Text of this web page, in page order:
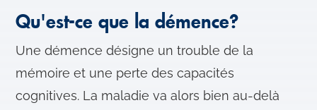
Qu'est-ce que la démence?
Une démence désigne un trouble de la
mémoire et une perte des capacités
cognitives. La maladie va alors bien au-delà